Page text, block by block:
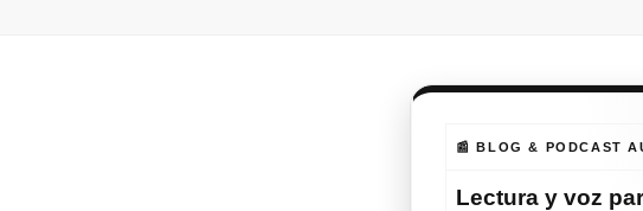
📰 BLOG & PODCAST
Lectura y voz